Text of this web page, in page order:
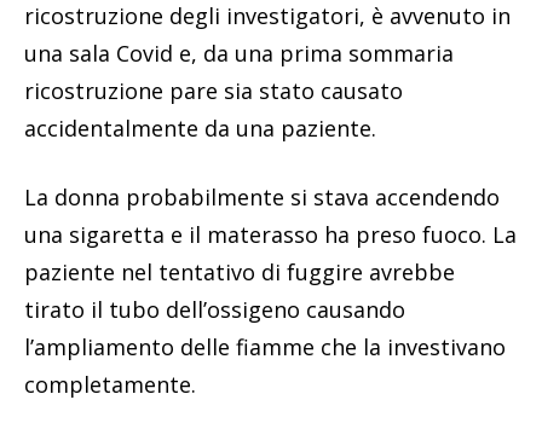
ricostruzione degli investigatori, è avvenuto in
una sala Covid e, da una prima sommaria
ricostruzione pare sia stato causato
accidentalmente da una paziente.
La donna probabilmente si stava accendendo
una sigaretta e il materasso ha preso fuoco. La
paziente nel tentativo di fuggire avrebbe
tirato il tubo dell’ossigeno causando
l’ampliamento delle fiamme che la investivano
completamente.